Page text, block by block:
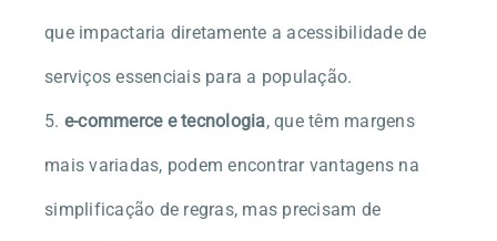
que impactaria diretamente a acessibilidade de
serviços essenciais para a população.
e-commerce e tecnologia, que têm margens
mais variadas, podem encontrar vantagens na
simplificação de regras, mas precisam de